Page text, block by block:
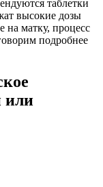
таблетки
высокие дозы
матку, процесс
подробнее
или